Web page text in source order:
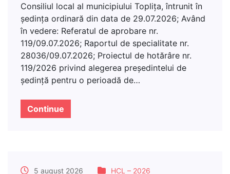
Consiliul local al municipiului Topliţa, întrunit în
şedinţa ordinară din data de 29.07.2026; Având
în vedere: Referatul de aprobare nr.
119/09.07.2026; Raportul de specialitate nr.
28036/09.07.2026; Proiectul de hotărâre nr.
119/2026 privind alegerea președintelui de
ședință pentru o perioadă de…
Continue
5 august 2026 HCL – 2026